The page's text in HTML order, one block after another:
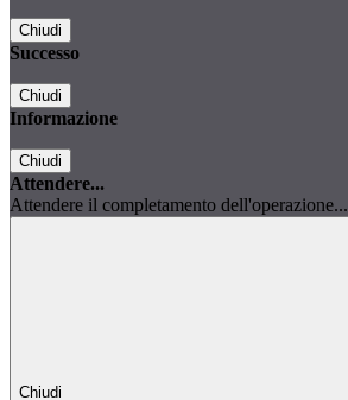
Chiudi
Successo
Chiudi
Informazione
Chiudi
Attendere...
Attendere il completamento dell'operazione...
Chiudi